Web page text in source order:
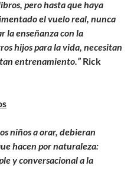
pero hasta que haya
el vuelo real, nunca
la enseñanza con la
hijos para la vida, necesitan
entrenamiento.” Rick
niños a orar, debieran
hacen por naturaleza:
y conversacional a la